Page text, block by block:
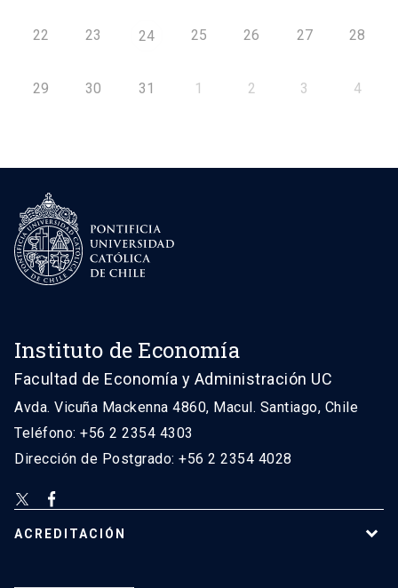
22 23 24 25 26 27 28
29 30 31 1 2 3 4
Instituto de Economía
Facultad de Economía y Administración UC
Avda. Vicuña Mackenna 4860, Macul. Santiago, Chile
Teléfono: +56 2 2354 4303
Dirección de Postgrado: +56 2 2354 4028
ACREDITACIÓN